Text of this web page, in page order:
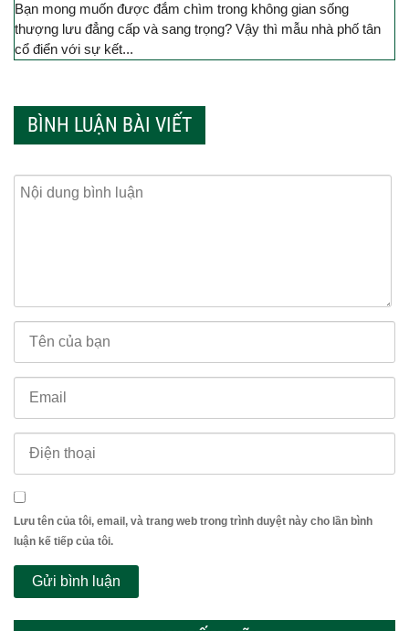
Bạn mong muốn được đắm chìm trong không gian sống
thượng lưu đẳng cấp và sang trọng? Vậy thì mẫu nhà phố tân
cổ điển với sự kết...
BÌNH LUẬN BÀI VIẾT
Lưu tên của tôi, email, và trang web trong trình duyệt này cho lần bình
luận kế tiếp của tôi.